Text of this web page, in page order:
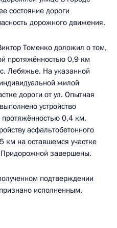
состояние дороги
дорожного движения.
Томенко доложил о том,
протяжённостью 0,9 км
Лебяжье. На указанной
жилой
дороги от ул. Опытная
устройство
протяжённостью 0,4 км.
асфальтобетонного
км на оставшемся участке
Придорожной завершены.
подтверждении
исполненным.